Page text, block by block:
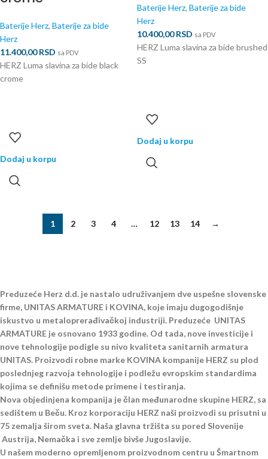
Baterije Herz, Baterije za bide
Herz
11.400,00RSD sa PDV
HERZ Luma slavina za bide black
crome
Dodaj u korpu
Baterije Herz, Baterije za bide
Herz
10.400,00RSD sa PDV
HERZ Luma slavina za bide brushed
SS
Dodaj u korpu
1 2 3 4 … 12 13 14 →
Preduzeće Herz d.d. je nastalo udruživanjem dve uspešne slovenske
firme, UNITAS ARMATURE i KOVINA, koje imaju dugogodišnje
iskustvo u metaloprerađivačkoj industriji. Preduzeće UNITAS
ARMATURE je osnovano 1933 godine. Od tada, nove investicije i
nove tehnologije podigle su nivo kvaliteta sanitarnih armatura
UNITAS. Proizvodi robne marke KOVINA kompanije HERZ su plod
poslednjeg razvoja tehnologije i podležu evropskim standardima
kojima se definišu metode primene i testiranja.
Nova objedinjena kompanija je član međunarodne skupine HERZ, sa
sedištem u Beču. Kroz korporaciju HERZ naši proizvodi su prisutni u
75 zemalja širom sveta. Naša glavna tržišta su pored Slovenije
Austrija, Nemačka i sve zemlje bivše Jugoslavije.
U našem moderno opremljenom proizvodnom centru u Šmartnom